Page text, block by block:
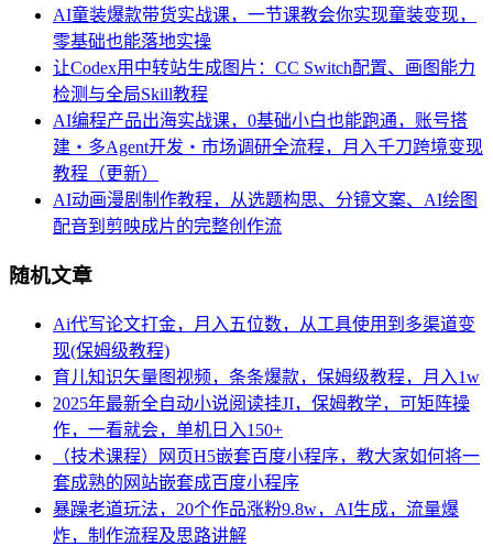
AI童装爆款带货实战课，一节课教会你实现童装变现，
零基础也能落地实操
让Codex用中转站生成图片：CC Switch配置、画图能力
检测与全局Skill教程
AI编程产品出海实战课，0基础小白也能跑通，账号搭
建・多Agent开发・市场调研全流程，月入千刀跨境变现
教程（更新）
AI动画漫剧制作教程，从选题构思、分镜文案、AI绘图
配音到剪映成片的完整创作流
随机文章
Ai代写论文打金，月入五位数，从工具使用到多渠道变
现(保姆级教程)
育儿知识矢量图视频，条条爆款，保姆级教程，月入1w
2025年最新全自动小说阅读挂JI，保姆教学，可矩阵操
作，一看就会，单机日入150+
（技术课程）网页H5嵌套百度小程序，教大家如何将一
套成熟的网站嵌套成百度小程序
暴躁老道玩法，20个作品涨粉9.8w，AI生成，流量爆
炸，制作流程及思路讲解